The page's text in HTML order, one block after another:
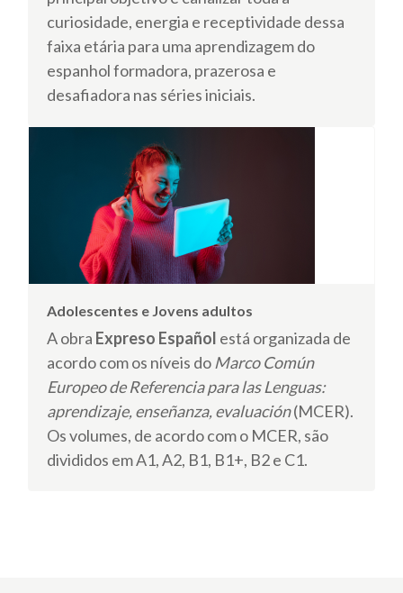
curiosidade, energia e receptividade dessa
faixa etária para uma aprendizagem do
espanhol formadora, prazerosa e
desafiadora nas séries iniciais.
Adolescentes e Jovens adultos
A obra Expreso Español está organizada de
acordo com os níveis doMarco Común
Europeo de Referencia para las Lenguas:
aprendizaje, enseñanza, evaluación(MCER).
Os volumes, de acordo com o MCER, são
divididos em A1, A2, B1, B1+, B2 e C1.